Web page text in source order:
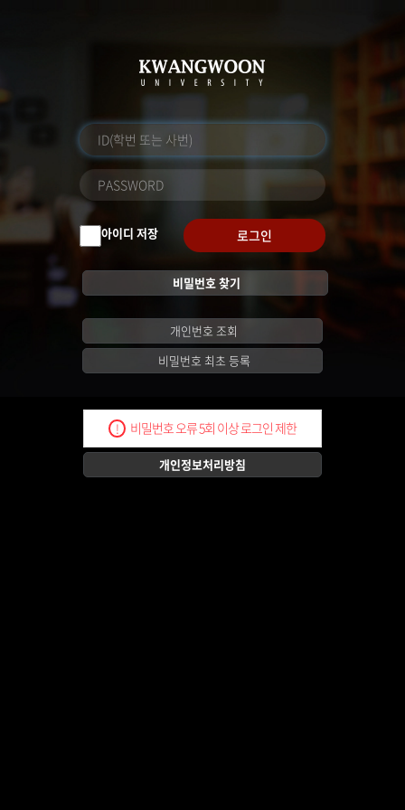
아이디 저장 로그인
비밀번호 찾기
개인번호 조회
비밀번호 최초 등록
! 비밀번호 오류 5회 이상 로그인 제한
개인정보처리방침